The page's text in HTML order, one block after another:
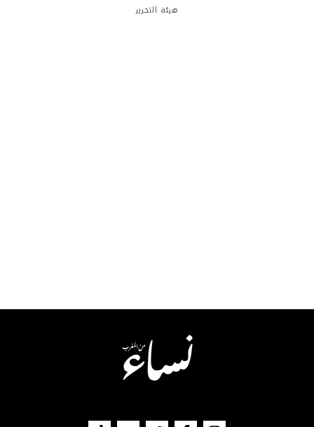
هيئة التحرير